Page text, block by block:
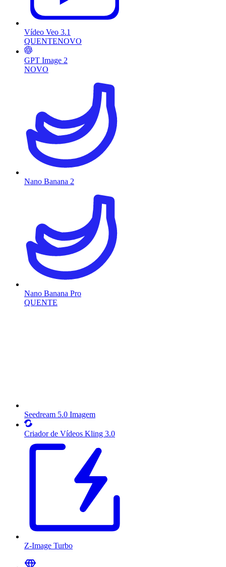
Vídeo Veo 3.1
QUENTENOVO
GPT Image 2
NOVO
Nano Banana 2
Nano Banana Pro
QUENTE
Seedream 5.0 Imagem
Criador de Vídeos Kling 3.0
Z-Image Turbo